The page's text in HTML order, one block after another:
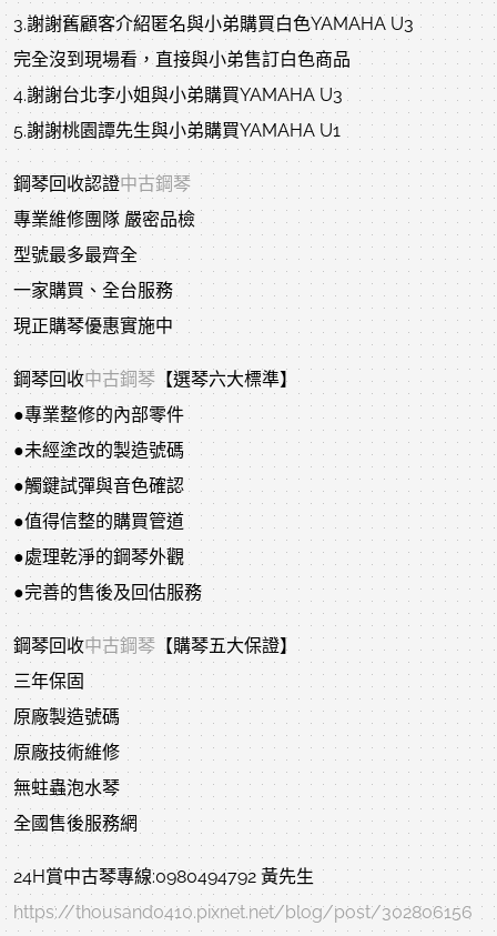
3.謝謝舊顧客介紹匿名與小弟購買白色YAMAHA U3
完全沒到現場看，直接與小弟售訂白色商品
4.謝謝台北李小姐與小弟購買YAMAHA U3
5.謝謝桃園譚先生與小弟購買YAMAHA U1
鋼琴回收認證中古鋼琴
專業維修團隊 嚴密品檢
型號最多最齊全
一家購買、全台服務
現正購琴優惠實施中
鋼琴回收中古鋼琴 【選琴六大標準】
●專業整修的內部零件
●未經塗改的製造號碼
●觸鍵試彈與音色確認
●值得信整的購買管道
●處理乾淨的鋼琴外觀
●完善的售後及回估服務
鋼琴回收中古鋼琴 【購琴五大保證】
三年保固
原廠製造號碼
原廠技術維修
無蛀蟲泡水琴
全國售後服務網
24H賞中古琴專線:0980494792 黃先生
https://thousand0410.pixnet.net/blog/post/302806156